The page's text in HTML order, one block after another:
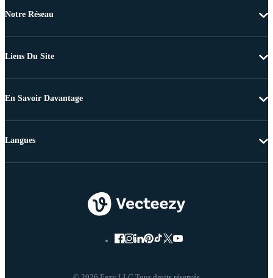
Notre Réseau
Liens Du Site
En Savoir Davantage
Langues